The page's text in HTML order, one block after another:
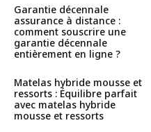
Garantie décennale
assurance à distance :
comment souscrire une
garantie décennale
entièrement en ligne ?
Matelas hybride mousse et
ressorts : Équilibre parfait
avec matelas hybride
mousse et ressorts